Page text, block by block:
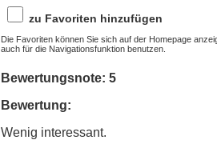
zu Favoriten hinzufügen
Die Favoriten können Sie sich auf der Homepage
auch für die Navigationsfunktion benutzen.
Bewertungsnote: 5
Bewertung:
Wenig interessant.